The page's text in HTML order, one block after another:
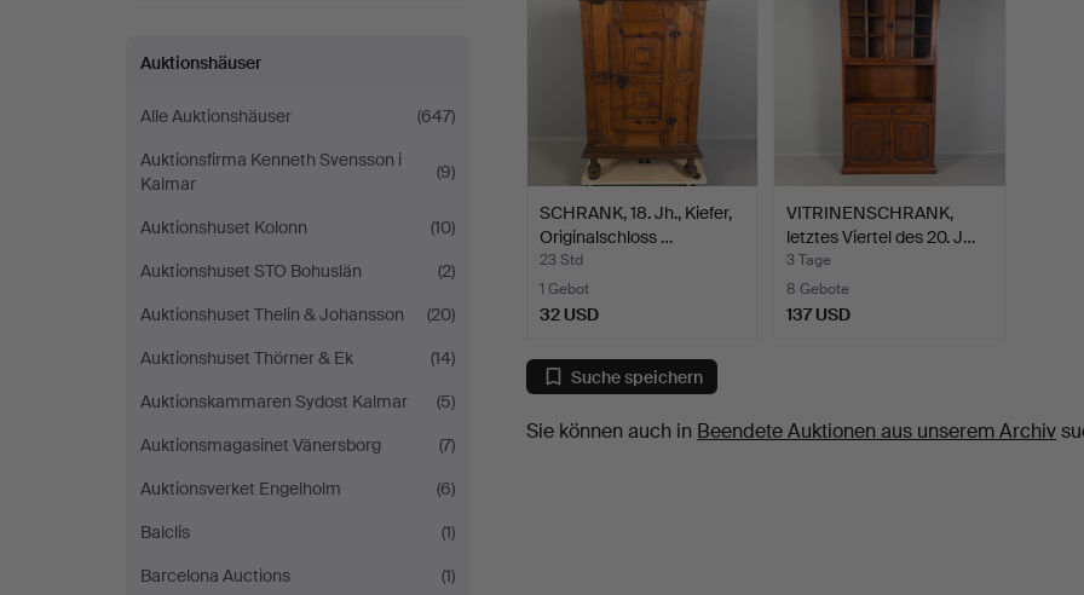
Auktionshäuser
Alle Auktionshäuser
(647)
Auktionsfirma Kenneth Svensson i
Kalmar
(9)
Auktionshuset Kolonn
(10)
Auktionshuset STO Bohuslän
(2)
Auktionshuset Thelin & Johansson
(20)
Auktionshuset Thörner & Ek
(14)
Auktionskammaren Sydost Kalmar
(5)
Auktionsmagasinet Vänersborg
(7)
Auktionsverket Engelholm
(6)
Balclis
(1)
Barcelona Auctions
(1)
SCHRANK, 18. Jh., Kiefer,
Originalschloss …
23 Std
1 Gebot
32 USD
VITRINENSCHRANK,
letztes Viertel des 20. J…
3 Tage
8 Gebote
137 USD
Suche speichern
Sie können auch in Beendete Auktionen aus unserem Archiv